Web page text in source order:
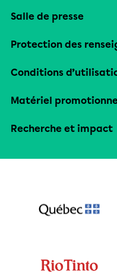
Salle de presse
Protection des
Conditions
Matériel
Recherche et impact